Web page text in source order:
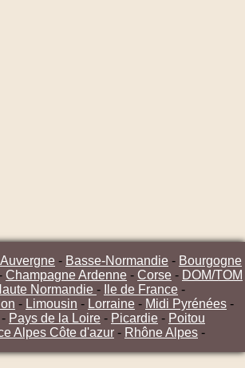
Auvergne - Basse-Normandie - Bourgogne
Champagne Ardenne - Corse - DOM/TOM
Normandie - Ile de France -
- Limousin - Lorraine - Midi Pyrénées -
- Pays de la Loire - Picardie - Poitou
Alpes Côte d'azur - Rhône Alpes -